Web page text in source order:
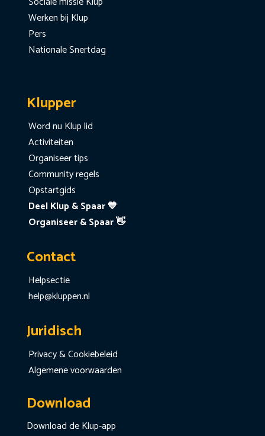
Werken bij Klup
Pers
Nationale Snertdag
Klupper
Word nu Klup lid
Activiteiten
Organiseer tips
Community regels
Opstartgids
Deel Klup & Spaar 💙
Organiseer & Spaar 👋
Contact
Helpsectie
help@kluppen.nl
Juridisch
Privacy & Cookiebeleid
Algemene voorwaarden
Download
Download de Klup-app